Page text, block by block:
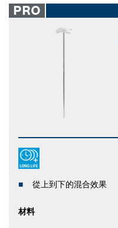
PRO
從上到下的混合效果
材料